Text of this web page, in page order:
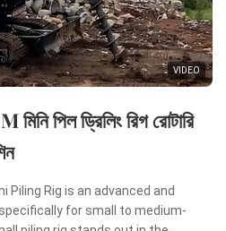
VIDEO
মিনি পিল ড্রিলিং রিগ রোটারি
Piling Rig is an advanced and
for small to medium-